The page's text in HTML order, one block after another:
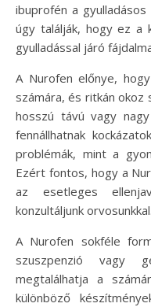
ibuprofén a
úgy találják, hogy ez a
gyulladással járó
A Nurofen előnye,
számára, és ritkán okoz
hosszú távú vagy
fennállhatnak
problémák, mint a
Ezért fontos, hogy a
az esetleges
konzultáljunk orvosunkkal.
A Nurofen sokféle
szuszpenzió vagy
megtalálhatja a
különböző